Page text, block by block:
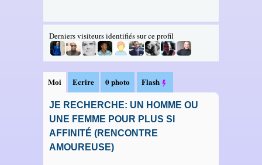
Derniers visiteurs identifiés sur ce profil
Moi
JE RECHERCHE: UN HOMME OU
UNE FEMME POUR PLUS SI
AFFINITÉ (RENCONTRE
AMOUREUSE)
Ecrire 0 photo Flash